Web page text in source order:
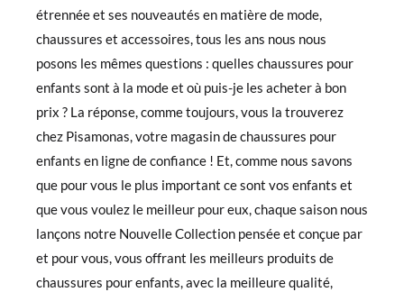
étrennée et ses nouveautés en matière de mode,
chaussures et accessoires, tous les ans nous nous
posons les mêmes questions : quelles chaussures pour
enfants sont à la mode et où puis-je les acheter à bon
prix ? La réponse, comme toujours, vous la trouverez
chez Pisamonas, votre magasin de chaussures pour
enfants en ligne de confiance ! Et, comme nous savons
que pour vous le plus important ce sont vos enfants et
que vous voulez le meilleur pour eux, chaque saison nous
lançons notre Nouvelle Collection pensée et conçue par
et pour vous, vous offrant les meilleurs produits de
chaussures pour enfants, avec la meilleure qualité,